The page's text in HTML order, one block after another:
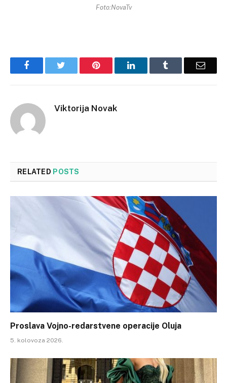
Foto:NovaTv
Facebook Pinterest LinkedIn Email
Viktorija Novak
RELATED POSTS
Proslava Vojno-redarstvene operacije Oluja
5. kolovoza 2026.